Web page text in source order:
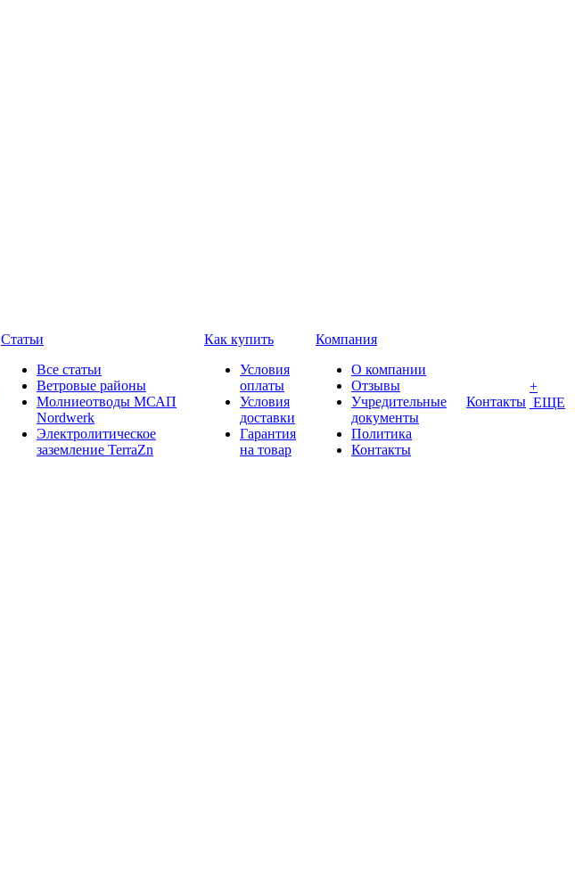
Статьи
Все статьи
Ветровые районы
Молниеотводы МСАП
Nordwerk
Электролитическое
заземление TerraZn
Как купить
Условия
оплаты
Условия
доставки
Гарантия
на товар
Компания
О компании
Отзывы
Учредительные
документы
Политика
Контакты
Контакты
+
ЕЩЕ